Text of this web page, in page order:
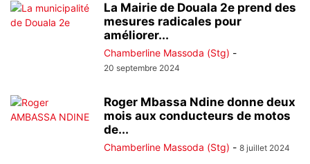
La Mairie de Douala 2e prend des
mesures radicales pour
améliorer...
Chamberline Massoda (Stg) -
20 septembre 2024
Roger Mbassa Ndine donne deux
mois aux conducteurs de motos
de...
Chamberline Massoda (Stg) - 8 juillet 2024